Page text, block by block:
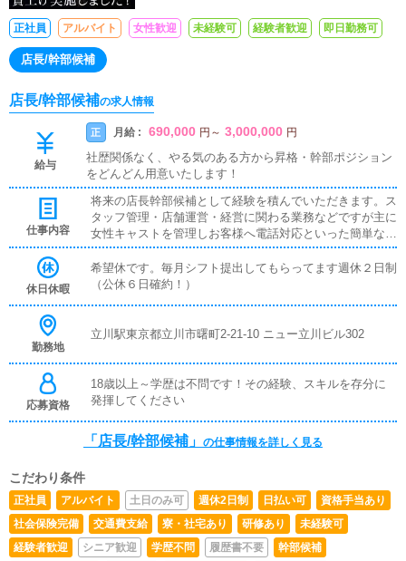
正社員 アルバイト 女性歓迎 未経験可 経験者歓迎 即日勤務可
店長/幹部候補
店長/幹部候補の求人情報
給与
正 月給 : 690,000 円 ～ 3,000,000 円
社歴関係なく、やる気のある方から昇格・幹部ポジション
をどんどん用意いたします！
仕事内容
将来の店長幹部候補として経験を積んでいただきます。ス
タッフ管理・店舗運営・経営に関わる業務などですが主に
女性キャストを管理しお客様へ電話対応といった簡単なお
仕事になります。
休日休暇
希望休です。毎月シフト提出してもらってます週休２日制
（公休６日確約！）
勤務地
立川駅東京都立川市曙町2-21-10 ニュー立川ビル302
応募資格
18歳以上～学歴は不問です！その経験、スキルを存分に
発揮してください
「店長/幹部候補」 の仕事情報を詳しく見る
こだわり条件
正社員 アルバイト 土日のみ可 週休2日制 日払い可
資格手当あり
社会保険完備
交通費支給 寮・社宅あり 研修あり
未経験可
経験者歓迎
シニア歓迎 学歴不問 履歴書不要
幹部候補